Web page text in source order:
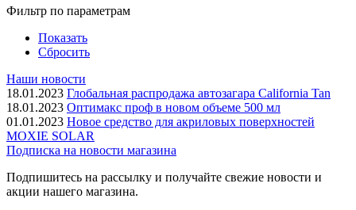
Фильтр по параметрам
Показать
Сбросить
Наши новости
18.01.2023 Глобальная распродажа автозагара California Tan
18.01.2023 Оптимакс проф в новом объеме 500 мл
01.01.2023 Новое средство для акриловых поверхностей
MOXIE SOLAR
Подписка на новости магазина
Подпишитесь на рассылку и получайте свежие новости и
акции нашего магазина.